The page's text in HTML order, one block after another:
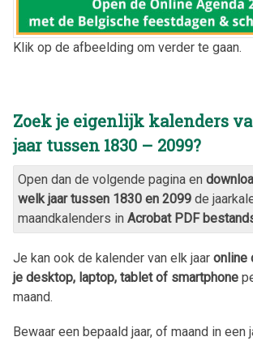
Klik op de afbeelding om verder te gaan.
Zoek je eigenlijk kalenders
jaar tussen 1830 – 2099?
Open dan de volgende pagina en
welk jaar tussen 1830 en 2099 de
maandkalenders in Acrobat PDF
Je kan ook de kalender van elk jaar online
je desktop, laptop, tablet of smartphone
maand.
Bewaar een bepaald jaar, of maand in een